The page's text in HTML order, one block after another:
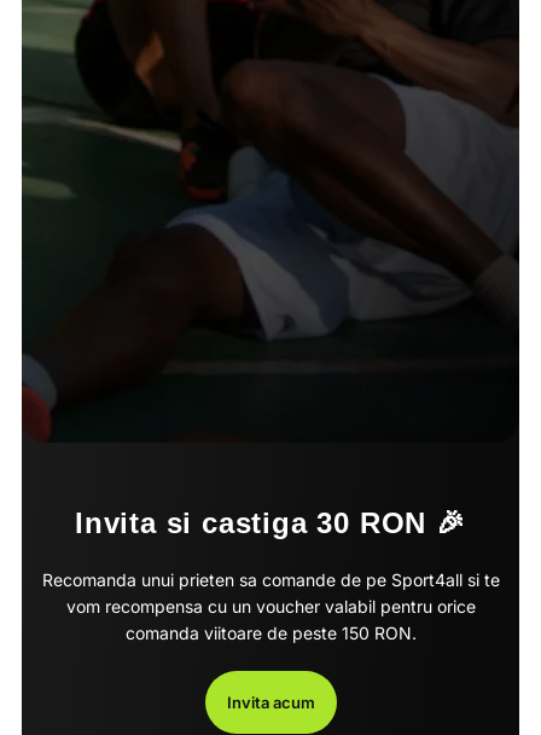
Invita si castiga 30 RON 🎉
Recomanda unui prieten sa comande de pe Sport4all si te
vom recompensa cu un voucher valabil pentru orice
comanda viitoare de peste 150 RON.
Invita acum